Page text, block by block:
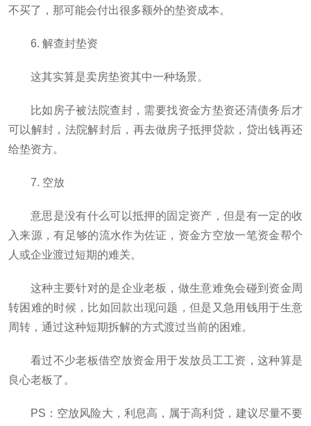
不买了，那可能会付出很多额外的垫资成本。
6. 解查封垫资
这其实算是卖房垫资其中一种场景。
比如房子被法院查封，需要找资金方垫资还清债务后才
可以解封，法院解封后，再去做房子抵押贷款，贷出钱再还
给垫资方。
7. 空放
意思是没有什么可以抵押的固定资产，但是有一定的收
入来源，有足够的流水作为佐证，资金方空放一笔资金帮个
人或企业渡过短期的难关。
这种主要针对的是企业老板，做生意难免会碰到资金周
转困难的时候，比如回款出现问题，但是又急用钱用于生意
周转，通过这种短期拆解的方式渡过当前的困难。
看过不少老板借空放资金用于发放员工工资，这种算是
良心老板了。
PS：空放风险大，利息高，属于高利贷，建议尽量不要